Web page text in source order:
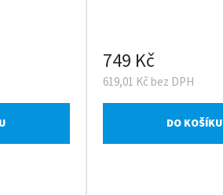
619,01 Kč bez DPH
749 Kč
DO KOŠÍKU